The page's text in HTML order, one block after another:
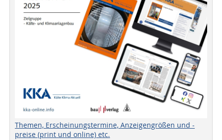
Themen, Erscheinungstermine, Anzeigengrößen und -
preise (print und online) etc.